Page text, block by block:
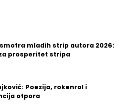
mladih strip autora 2026:
prosperitet stripa
Poezija, rokenrol i
otpora